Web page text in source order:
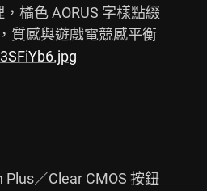
橘色 AORUS 字樣點綴
Plus／Clear CMOS 按鈕